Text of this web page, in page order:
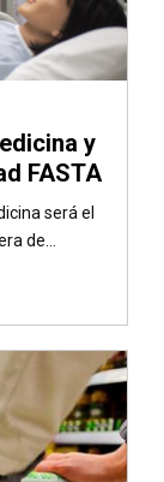
y
FASTA
será el
de...